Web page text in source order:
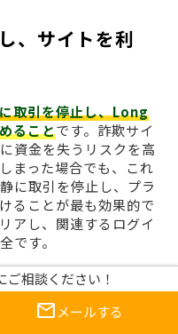
、サイトを利
取引を停止し、Long
ることです。詐欺サイ
資金を失うリスクを高
まった場合でも、これ
に取引を停止し、プラ
ることが最も効果的で
アし、関連するログイ
です。
ご相談ください！
mail メールする